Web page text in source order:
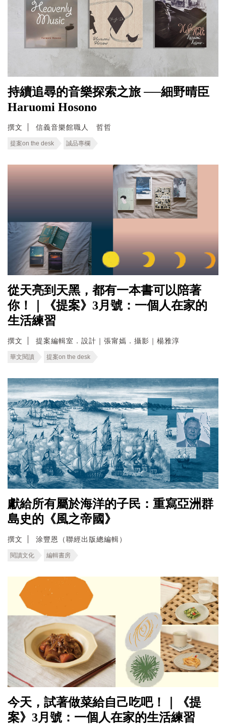
持續追尋的音樂探索之旅 ──細野晴臣
Haruomi Hosono
撰文 信義音樂館職人 哲哲
提案on the desk 誠品專欄
從天亮到天黑，都有一本書可以陪著
你！｜《提案》3月號：一個人在家的
生活練習
撰文 提案編輯室．設計｜張甯嫣．攝影｜楊雅淳
華文閱讀 提案on the desk
獻給所有屬於海洋的子民：重寫亞洲群
島史的《風之帝國》
撰文 涂豐恩（聯經出版總編輯）
閱讀文化 編輯書房
今天，試著做菜給自己吃吧！｜《提
案》3月號：一個人在家的生活練習